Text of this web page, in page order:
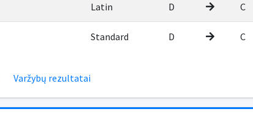
Latin D C
Standard D C
Varžybų rezultatai